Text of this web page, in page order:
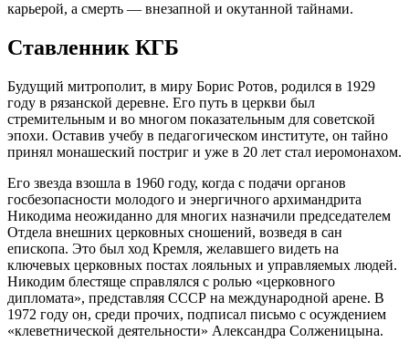
карьерой, а смерть — внезапной и окутанной тайнами.
Ставленник КГБ
Будущий митрополит, в миру Борис Ротов, родился в 1929
году в рязанской деревне. Его путь в церкви был
стремительным и во многом показательным для советской
эпохи. Оставив учебу в педагогическом институте, он тайно
принял монашеский постриг и уже в 20 лет стал иеромонахом.
Его звезда взошла в 1960 году, когда с подачи органов
госбезопасности молодого и энергичного архимандрита
Никодима неожиданно для многих назначили председателем
Отдела внешних церковных сношений, возведя в сан
епископа. Это был ход Кремля, желавшего видеть на
ключевых церковных постах лояльных и управляемых людей.
Никодим блестяще справлялся с ролью «церковного
дипломата», представляя СССР на международной арене. В
1972 году он, среди прочих, подписал письмо с осуждением
«клеветнической деятельности» Александра Солженицына.